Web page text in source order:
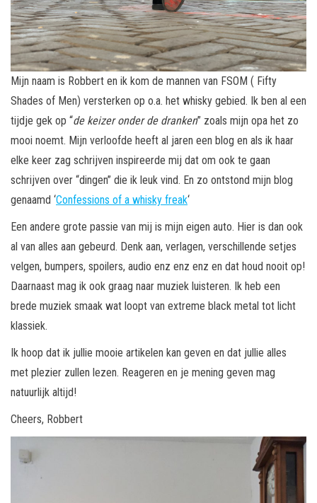
Mijn naam is Robbert en ik kom de mannen van FSOM ( Fifty
Shades of Men) versterken op o.a. het whisky gebied. Ik ben al een
tijdje gek op “de keizer onder de dranken” zoals mijn opa het zo
mooi noemt. Mijn verloofde heeft al jaren een blog en als ik haar
elke keer zag schrijven inspireerde mij dat om ook te gaan
schrijven over “dingen” die ik leuk vind. En zo ontstond mijn blog
genaamd ‘Confessions of a whisky freak‘
Een andere grote passie van mij is mijn eigen auto. Hier is dan ook
al van alles aan gebeurd. Denk aan, verlagen, verschillende setjes
velgen, bumpers, spoilers, audio enz enz enz en dat houd nooit op!
Daarnaast mag ik ook graag naar muziek luisteren. Ik heb een
brede muziek smaak wat loopt van extreme black metal tot licht
klassiek.
Ik hoop dat ik jullie mooie artikelen kan geven en dat jullie alles
met plezier zullen lezen. Reageren en je mening geven mag
natuurlijk altijd!
Cheers, Robbert